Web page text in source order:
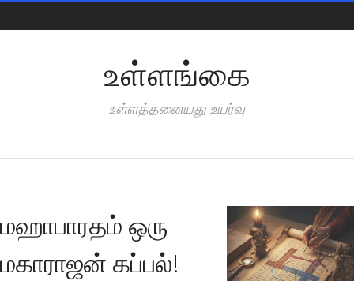
உள்ளங்கை
உள்ளத்தனையது உயர்வு
மஹாபாரதம் ஒரு
மகாராஜன் கப்பல்!